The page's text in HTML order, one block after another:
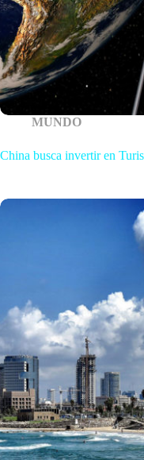
MUNDO
China busca invertir en